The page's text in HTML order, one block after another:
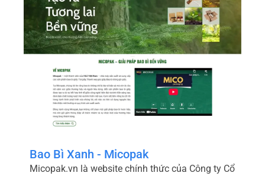
Bao Bì Xanh - Micopak
Micopak.vn là website chính thức của Công ty Cổ